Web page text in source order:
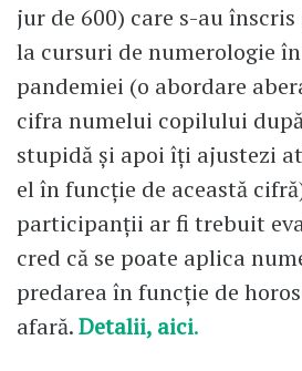
jur de 600) care s-au
la cursuri de numerologie
pandemiei (o abordare
cifra numelui copilului
stupidă și apoi îți ajustezi
el în funcție de această
participanții ar fi trebuit
cred că se poate aplica
predarea în funcție de
afară.Detalii, aici.